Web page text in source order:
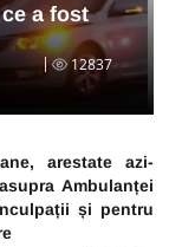
a fost
12837
arestate azi-
Ambulanței
și pentru